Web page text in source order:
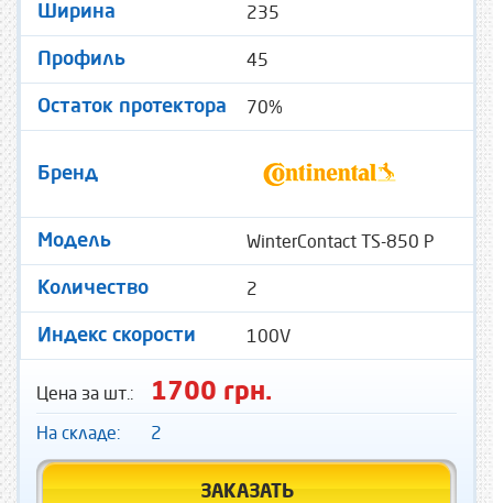
Ширина 235
Профиль 45
Остаток протектора 70%
Бренд
Модель WinterContact TS-850 P
Количество 2
Индекс скорости 100V
Цена за шт.: 1700 грн.
На складе: 2
ЗАКАЗАТЬ